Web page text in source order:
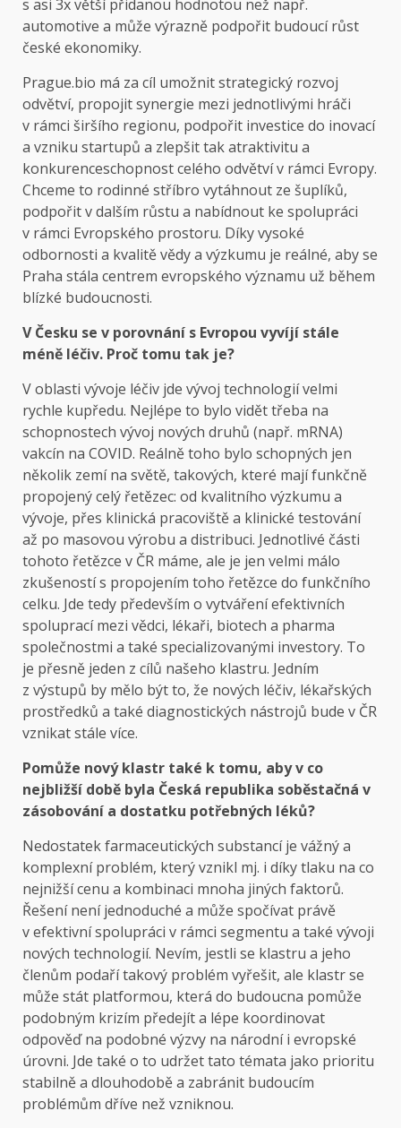
s asi 3x větší přidanou hodnotou než např.
automotive a může výrazně podpořit budoucí růst
české ekonomiky.
Prague.bio má za cíl umožnit strategický rozvoj
odvětví, propojit synergie mezi jednotlivými hráči
v rámci širšího regionu, podpořit investice do inovací
a vzniku startupů a zlepšit tak atraktivitu a
konkurenceschopnost celého odvětví v rámci Evropy.
Chceme to rodinné stříbro vytáhnout ze šuplíků,
podpořit v dalším růstu a nabídnout ke spolupráci
v rámci Evropského prostoru. Díky vysoké
odbornosti a kvalitě vědy a výzkumu je reálné, aby se
Praha stála centrem evropského významu už během
blízké budoucnosti.
V Česku se v porovnání s Evropou vyvíjí stále
méně léčiv. Proč tomu tak je?
V oblasti vývoje léčiv jde vývoj technologií velmi
rychle kupředu. Nejlépe to bylo vidět třeba na
schopnostech vývoj nových druhů (např. mRNA)
vakcín na COVID. Reálně toho bylo schopných jen
několik zemí na světě, takových, které mají funkčně
propojený celý řetězec: od kvalitního výzkumu a
vývoje, přes klinická pracoviště a klinické testování
až po masovou výrobu a distribuci. Jednotlivé části
tohoto řetězce v ČR máme, ale je jen velmi málo
zkušeností s propojením toho řetězce do funkčního
celku. Jde tedy především o vytváření efektivních
spoluprací mezi vědci, lékaři, biotech a pharma
společnostmi a také specializovanými investory. To
je přesně jeden z cílů našeho klastru. Jedním
z výstupů by mělo být to, že nových léčiv, lékařských
prostředků a také diagnostických nástrojů bude v ČR
vznikat stále více.
Pomůže nový klastr také k tomu, aby v co
nejbližší době byla Česká republika soběstačná v
zásobování a dostatku potřebných léků?
Nedostatek farmaceutických substancí je vážný a
komplexní problém, který vznikl mj. i díky tlaku na co
nejnižší cenu a kombinaci mnoha jiných faktorů.
Řešení není jednoduché a může spočívat právě
v efektivní spolupráci v rámci segmentu a také vývoji
nových technologií. Nevím, jestli se klastru a jeho
členům podaří takový problém vyřešit, ale klastr se
může stát platformou, která do budoucna pomůže
podobným krizím předejít a lépe koordinovat
odpověď na podobné výzvy na národní i evropské
úrovni. Jde také o to udržet tato témata jako prioritu
stabilně a dlouhodobě a zabránit budoucím
problémům dříve než vzniknou.